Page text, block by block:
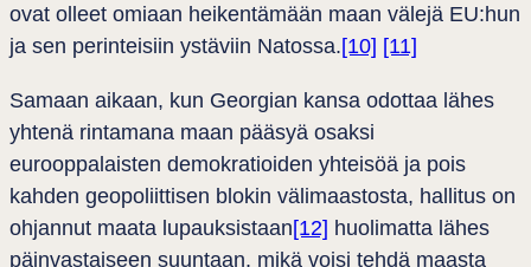
ovat olleet omiaan heikentämään maan välejä EU:hun
ja sen perinteisiin ystäviin Natossa.[10] [11]
Samaan aikaan, kun Georgian kansa odottaa lähes
yhtenä rintamana maan pääsyä osaksi
eurooppalaisten demokratioiden yhteisöä ja pois
kahden geopoliittisen blokin välimaastosta, hallitus on
ohjannut maata lupauksistaan[12] huolimatta lähes
päinvastaiseen suuntaan, mikä voisi tehdä maasta